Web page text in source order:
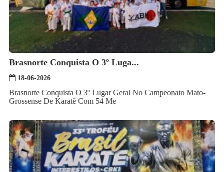
Brasnorte Conquista O 3º Luga...
18-06-2026
Brasnorte Conquista O 3º Lugar Geral No Campeonato Mato-
Grossense De Karatê Com 54 Me